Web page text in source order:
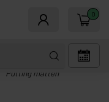
0
Putting matten